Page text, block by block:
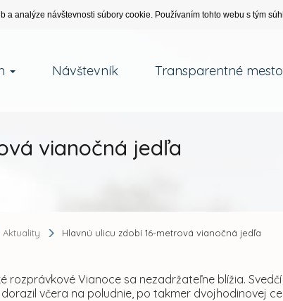
a analýze návštevnosti súbory cookie. Používaním tohto webu s tým
Návštevník Transparentné mesto
vianočná jedľa
Aktuality Hlavnú ulicu zdobí 16-metrová vianočná jedľa
rozprávkové Vianoce sa nezadržateľne blížia.
včera na poludnie, po takmer dvojhodinovej